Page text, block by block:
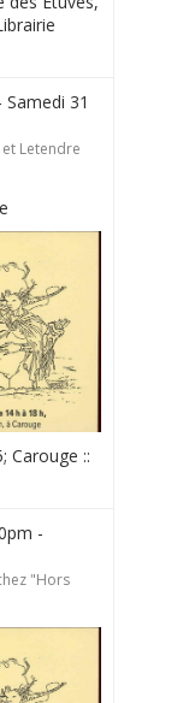
31
Letendre
Carouge ::
-
"Hors